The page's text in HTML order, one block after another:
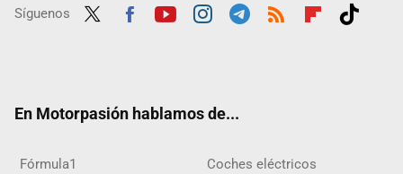
Síguenos
En Motorpasión hablamos de...
Fórmula1 Coches eléctricos